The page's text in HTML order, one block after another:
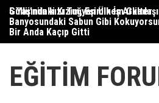
Skip
content
5 Yaşındaki Kızım, Eşimin İş
Banyosundaki Sabun Gibi
Bir Anda Kaçıp Gitti
Güllü’nün kızı Tuğyan Ülkem Gülter
EĞITIM